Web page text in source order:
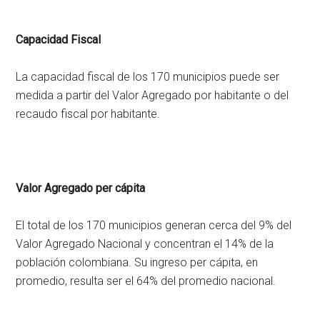
Capacidad Fiscal
La capacidad fiscal de los 170 municipios puede ser
medida a partir del Valor Agregado por habitante o del
recaudo fiscal por habitante.
Valor Agregado per cápita
El total de los 170 municipios generan cerca del 9% del
Valor Agregado Nacional y concentran el 14% de la
población colombiana. Su ingreso per cápita, en
promedio, resulta ser el 64% del promedio nacional.